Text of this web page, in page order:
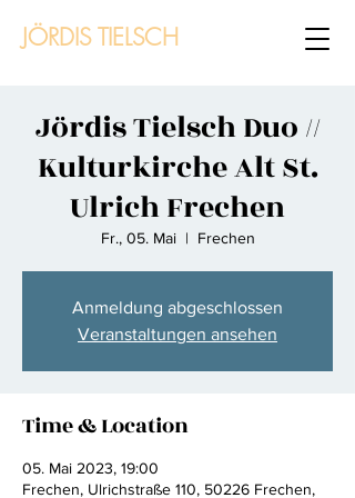
JÖRDIS TIELSCH
Jördis Tielsch Duo //
Kulturkirche Alt St.
Ulrich Frechen
Fr., 05. Mai
  |
Frechen
Anmeldung abgeschlossen
Veranstaltungen ansehen
Time & Location
05. Mai 2023, 19:00
Frechen, Ulrichstraße 110, 50226 Frechen,